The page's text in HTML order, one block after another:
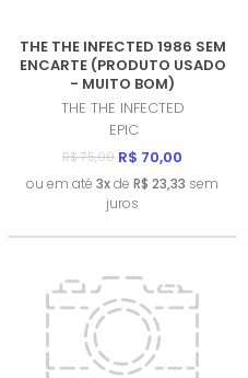
THE THE INFECTED 1986 SEM
ENCARTE (PRODUTO USADO
- MUITO BOM)
THE THE INFECTED
EPIC
R$ 75,00 R$ 70,00
ou em até 3xde R$ 23,33 sem
juros